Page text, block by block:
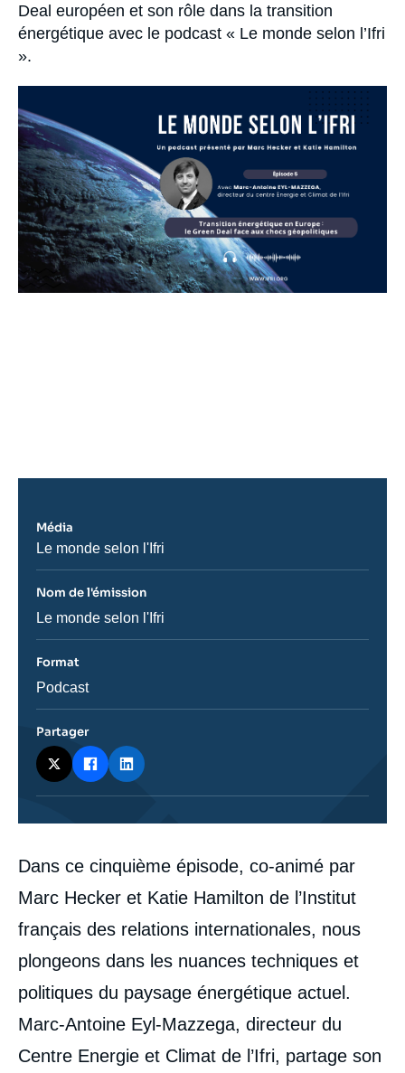
Deal européen et son rôle dans la transition
énergétique avec le podcast « Le monde selon l’Ifri
».
principale
médiatique
Contenu
intervention
médiatique
Dans ce cinquième épisode, co-animé par
Marc Hecker et Katie Hamilton de l’Institut
français des relations internationales, nous
plongeons dans les nuances techniques et
politiques du paysage énergétique actuel.
Marc-Antoine Eyl-Mazzega, directeur du
Centre Energie et Climat de l’Ifri, partage son
Média
Nom
revue
émission
Le monde selon l'Ifri
Nom de l'émission
Nom
Le monde selon l'Ifri
Format
Catégorie
Podcast
Partager